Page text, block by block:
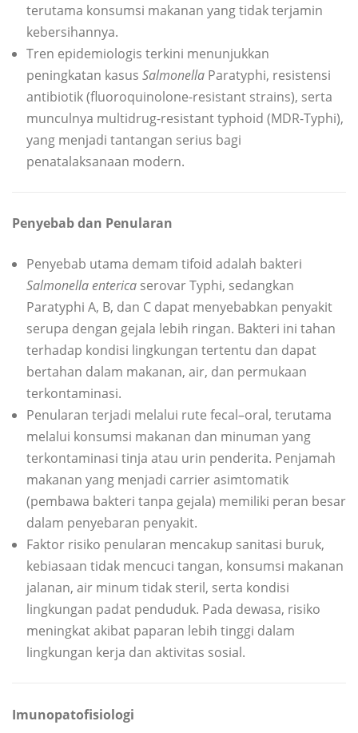
terutama konsumsi makanan yang tidak terjamin
kebersihannya.
Tren epidemiologis terkini menunjukkan
peningkatan kasus Salmonella Paratyphi, resistensi
antibiotik (fluoroquinolone-resistant strains), serta
munculnya multidrug-resistant typhoid (MDR-Typhi),
yang menjadi tantangan serius bagi
penatalaksanaan modern.
Penyebab dan Penularan
Penyebab utama demam tifoid adalah bakteri
Salmonella enterica serovar Typhi, sedangkan
Paratyphi A, B, dan C dapat menyebabkan penyakit
serupa dengan gejala lebih ringan. Bakteri ini tahan
terhadap kondisi lingkungan tertentu dan dapat
bertahan dalam makanan, air, dan permukaan
terkontaminasi.
Penularan terjadi melalui rute fecal–oral, terutama
melalui konsumsi makanan dan minuman yang
terkontaminasi tinja atau urin penderita. Penjamah
makanan yang menjadi carrier asimtomatik
(pembawa bakteri tanpa gejala) memiliki peran besar
dalam penyebaran penyakit.
Faktor risiko penularan mencakup sanitasi buruk,
kebiasaan tidak mencuci tangan, konsumsi makanan
jalanan, air minum tidak steril, serta kondisi
lingkungan padat penduduk. Pada dewasa, risiko
meningkat akibat paparan lebih tinggi dalam
lingkungan kerja dan aktivitas sosial.
Imunopatofisiologi